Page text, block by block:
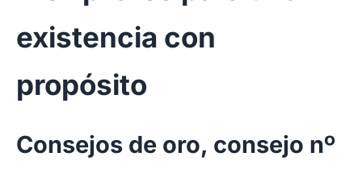
existencia con
propósito
Consejos de oro, consejo nº